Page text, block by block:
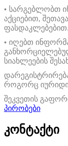
• სარგებლობთ
აქციებით,
ფასდაკლებებით.
• იღებთ
სიახლეების
როგორც
შეკვეთის
პირობები
კონტაქტი